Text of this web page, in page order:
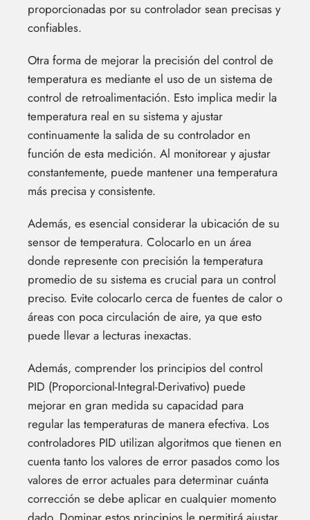
proporcionadas por su controlador sean precisas y
confiables.
Otra forma de mejorar la precisión del control de
temperatura es mediante el uso de un sistema de
control de retroalimentación. Esto implica medir la
temperatura real en su sistema y ajustar
continuamente la salida de su controlador en
función de esta medición. Al monitorear y ajustar
constantemente, puede mantener una temperatura
más precisa y consistente.
Además, es esencial considerar la ubicación de su
sensor de temperatura. Colocarlo en un área
donde represente con precisión la temperatura
promedio de su sistema es crucial para un control
preciso. Evite colocarlo cerca de fuentes de calor o
áreas con poca circulación de aire, ya que esto
puede llevar a lecturas inexactas.
Además, comprender los principios del control
PID (Proporcional-Integral-Derivativo) puede
mejorar en gran medida su capacidad para
regular las temperaturas de manera efectiva. Los
controladores PID utilizan algoritmos que tienen en
cuenta tanto los valores de error pasados como los
valores de error actuales para determinar cuánta
corrección se debe aplicar en cualquier momento